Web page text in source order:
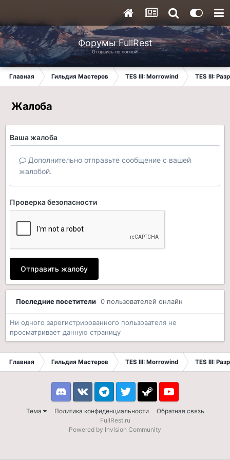
Форумы FullRest
Оторвись по полной!
Главная Гильдия Мастеров TES III: Morrowind TES III:
Жалоба
Ваша жалоба
Дополнительно отправьте сообщение с вашей
жалобой.
Проверка безопасности
Отправить жалобу
Последние посетители 0 пользователей онлайн
Ни одного зарегистрированного пользователя не
просматривает данную страницу
Главная Гильдия Мастеров TES III: Morrowind TES III:
Тема Политика конфиденциальности Обратная связь
DiscordVK TelegramTwitter Steam Youtube
FullRest.ru
Powered by Invision Community